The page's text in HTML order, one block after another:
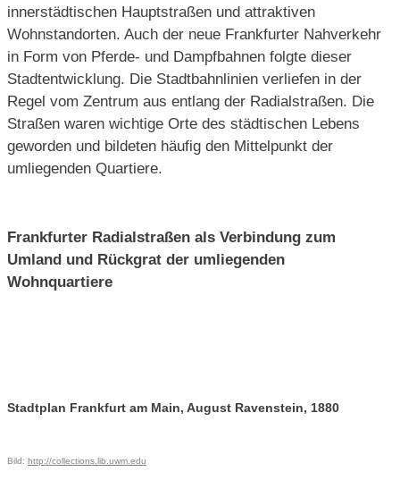
innerstädtischen Hauptstraßen und attraktiven
Wohnstandorten. Auch der neue Frankfurter Nahverkehr
in Form von Pferde- und Dampfbahnen folgte dieser
Stadtentwicklung. Die Stadtbahnlinien verliefen in der
Regel vom Zentrum aus entlang der Radialstraßen. Die
Straßen waren wichtige Orte des städtischen Lebens
geworden und bildeten häufig den Mittelpunkt der
umliegenden Quartiere.
Frankfurter Radialstraßen als Verbindung zum
Umland und Rückgrat der umliegenden
Wohnquartiere
Stadtplan Frankfurt am Main, August Ravenstein, 1880
Bild: http://collections.lib.uwm.edu